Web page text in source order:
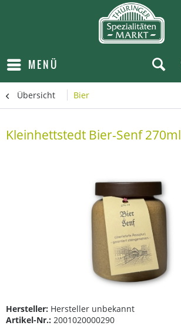
MENÜ
Übersicht Bier
Kleinhettstedt Bier-Senf 270ml
Hersteller: Hersteller unbekannt
Artikel-Nr.: 2001020000290